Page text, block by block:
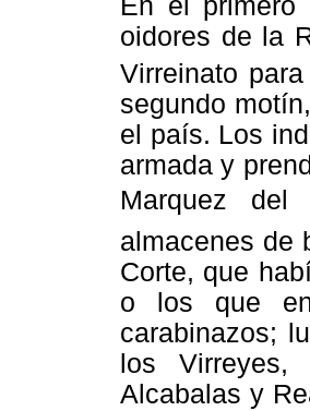
En el
oidores de la
Virreinato
segundo
el país. Los
armada y
Marquez del
almacenes de
Corte, que
o los que
carabinazos;
los Virreyes,
Alcabalas y